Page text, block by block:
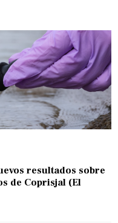
resultados sobre
de Coprisjal (El